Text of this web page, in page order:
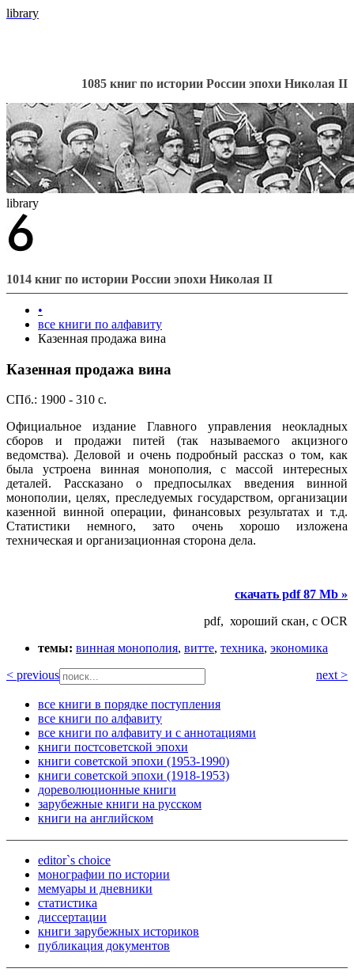
library
1085 книг по истории России эпохи Николая II
library
1014 книг по истории России эпохи Николая II
•
все книги по алфавиту
Казенная продажа вина
Казенная продажа вина
СПб.: 1900 - 310 с.
Официальное издание Главного управления неокладных
сборов и продажи питей (так называемого акцизного
ведомства). Деловой и очень подробный рассказ о том, как
была устроена винная монополия, с массой интересных
деталей. Рассказано о предпосылках введения винной
монополии, целях, преследуемых государством, организации
казенной винной операции, финансовых результатах и т.д.
Статистики немного, зато очень хорошо изложена
техническая и организационная сторона дела.
скачать pdf 87 Mb »
pdf, хороший скан, с OCR
темы: винная монополия, витте, техника, экономика
< previous
next >
все книги в порядке поступления
все книги по алфавиту
все книги по алфавиту и с аннотациями
книги постсоветской эпохи
книги советской эпохи (1953-1990)
книги советской эпохи (1918-1953)
дореволюционные книги
зарубежные книги на русском
книги на английском
editor`s choice
монографии по истории
мемуары и дневники
статистика
диссертации
книги зарубежных историков
публикация документов